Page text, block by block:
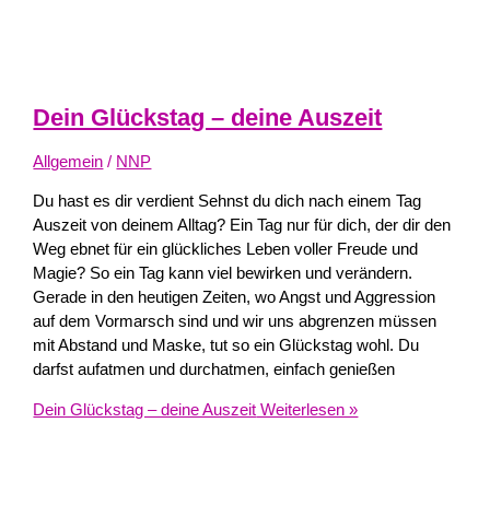
Dein Glückstag – deine Auszeit
Allgemein / NNP
Du hast es dir verdient Sehnst du dich nach einem Tag
Auszeit von deinem Alltag? Ein Tag nur für dich, der dir den
Weg ebnet für ein glückliches Leben voller Freude und
Magie? So ein Tag kann viel bewirken und verändern.
Gerade in den heutigen Zeiten, wo Angst und Aggression
auf dem Vormarsch sind und wir uns abgrenzen müssen
mit Abstand und Maske, tut so ein Glückstag wohl. Du
darfst aufatmen und durchatmen, einfach genießen
Dein Glückstag – deine Auszeit Weiterlesen »